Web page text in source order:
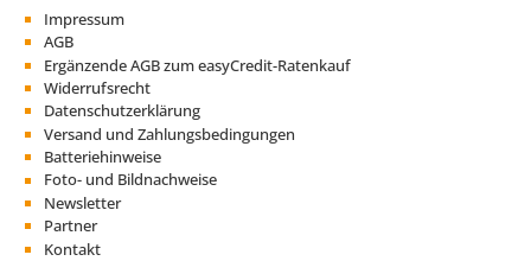
Impressum
AGB
Ergänzende AGB zum easyCredit-Ratenkauf
Widerrufsrecht
Datenschutzerklärung
Versand und Zahlungsbedingungen
Batteriehinweise
Foto- und Bildnachweise
Newsletter
Partner
Kontakt